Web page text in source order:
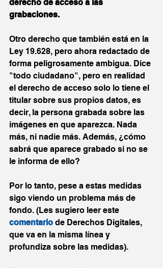
derecho de acceso a las
grabaciones.
Otro derecho que también está en la
Ley 19.628, pero ahora redactado de
forma peligrosamente ambigua. Dice
"todo ciudadano", pero en realidad
el derecho de acceso solo lo tiene el
titular sobre sus propios datos, es
decir, la persona grabada sobre las
imágenes en que aparezca. Nada
más, ni nadie más. Además, ¿cómo
sabrá que aparece grabado si no se
le informa de ello?
Por lo tanto, pese a estas medidas
sigo viendo un problema más de
fondo. (Les sugiero leer este
comentario de Derechos Digitales,
que va en la misma línea y
profundiza sobre las medidas).